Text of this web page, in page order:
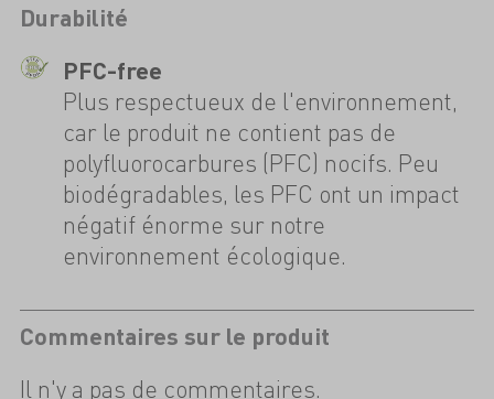
Durabilité
PFC-free
Plus respectueux de l'environnement,
car le produit ne contient pas de
polyfluorocarbures (PFC) nocifs. Peu
biodégradables, les PFC ont un impact
négatif énorme sur notre
environnement écologique.
Commentaires sur le produit
Il n'y a pas de commentaires.